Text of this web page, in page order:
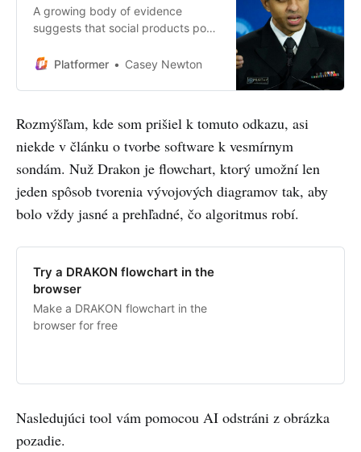
A growing body of evidence
suggests that social products pose
Platformer
Casey Newton
Rozmýšľam, kde som prišiel k tomuto odkazu, asi
niekde v článku o tvorbe software k vesmírnym
sondám. Nuž Drakon je flowchart, ktorý umožní len
jeden spôsob tvorenia vývojových diagramov tak, aby
bolo vždy jasné a prehľadné, čo algoritmus robí.
Try a DRAKON flowchart in the
browser
Make a DRAKON flowchart in the
browser for free
Nasledujúci tool vám pomocou AI odstráni z obrázka
pozadie.